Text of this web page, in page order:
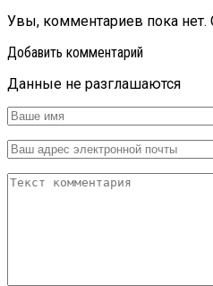
Увы, комментариев пока нет.
Добавить комментарий
Данные не разглашаются